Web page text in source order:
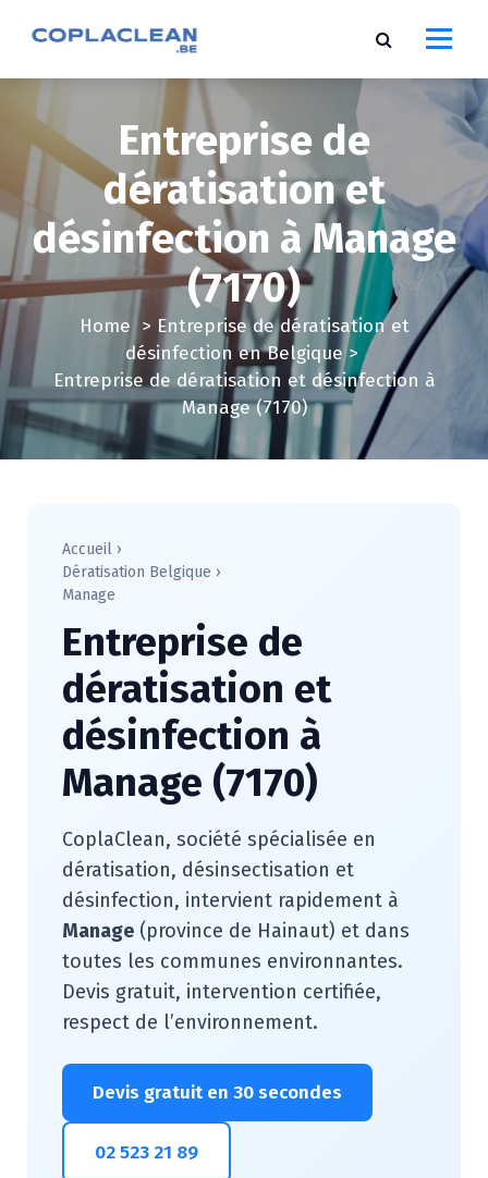
e
n
t
Entreprise de
dératisation et
désinfection à Manage
(7170)
Home > Entreprise de dératisation et
désinfection en Belgique>
Entreprise de dératisation et désinfection à
Manage (7170)
Accueil ›
Dératisation Belgique ›
Manage
Entreprise de
dératisation et
désinfection à
Manage (7170)
CoplaClean, société spécialisée en
dératisation, désinsectisation et
désinfection, intervient rapidement à
Manage (province de Hainaut) et dans
toutes les communes environnantes.
Devis gratuit, intervention certifiée,
respect de l’environnement.
Devis gratuit en 30 secondes
02 523 21 89